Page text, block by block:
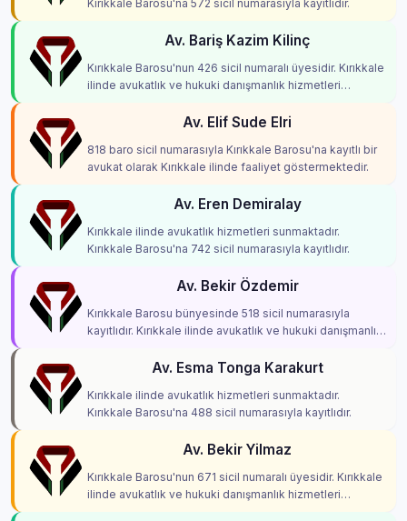
Kırıkkale Barosu'na 572 sicil numarasıyla kayıtlıdır.
Av. Bariş Kazim Kilinç
Kırıkkale Barosu'nun 426 sicil numaralı üyesidir. Kırıkkale
ilinde avukatlık ve hukuki danışmanlık hizmetleri
Av. Elif Sude Elri
818 baro sicil numarasıyla Kırıkkale Barosu'na kayıtlı bir
avukat olarak Kırıkkale ilinde faaliyet göstermektedir.
Av. Eren Demiralay
Kırıkkale ilinde avukatlık hizmetleri sunmaktadır.
Kırıkkale Barosu'na 742 sicil numarasıyla kayıtlıdır.
Av. Bekir Özdemir
Kırıkkale Barosu bünyesinde 518 sicil numarasıyla
kayıtlıdır. Kırıkkale ilinde avukatlık ve hukuki danışmanlık
Av. Esma Tonga Karakurt
Kırıkkale ilinde avukatlık hizmetleri sunmaktadır.
Kırıkkale Barosu'na 488 sicil numarasıyla kayıtlıdır.
Av. Bekir Yilmaz
Kırıkkale Barosu'nun 671 sicil numaralı üyesidir. Kırıkkale
ilinde avukatlık ve hukuki danışmanlık hizmetleri